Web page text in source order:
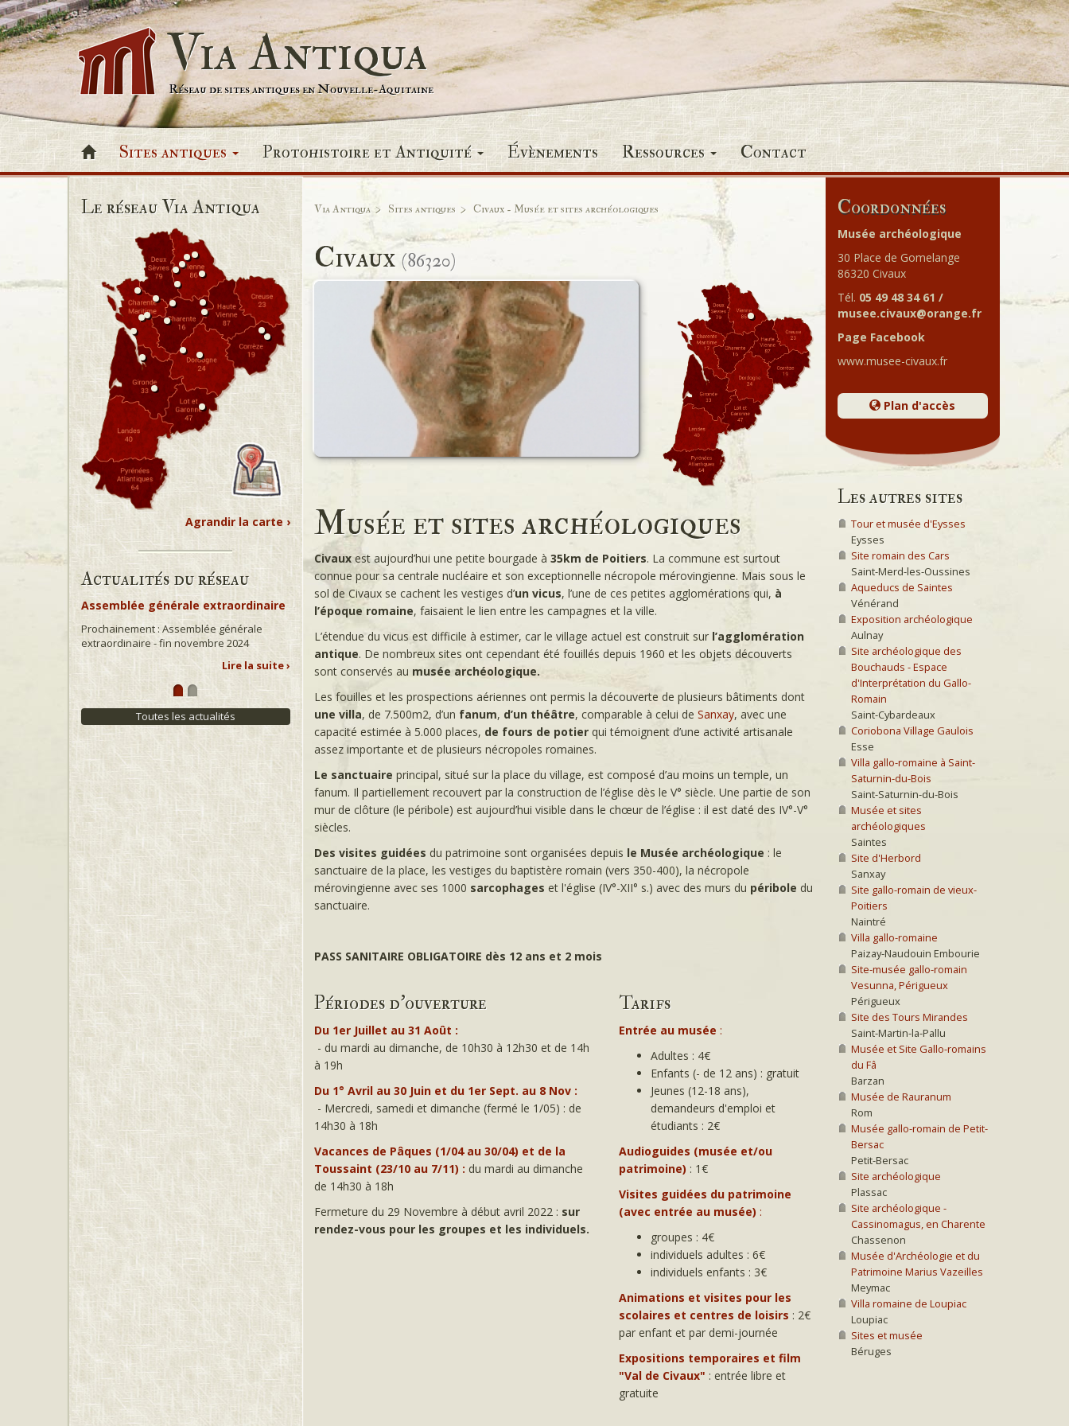
Via Antiqua
Réseau de sites antiques en Nouvelle-Aquitaine
Sites antiques Protohistoire et Antiquité Évènements Ressources Contact
Via Antiqua Sites antiques Civaux - Musée et sites archéologiques
Civaux(86320)
Musée et sites archéologiques
Civaux est aujourd’hui une petite bourgade à 35km de Poitiers. La commune est surtout
connue pour sa centrale nucléaire et son exceptionnelle nécropole mérovingienne. Mais sous le
sol de Civaux se cachent les vestiges d’un vicus, l’une de ces petites agglomérations qui, à
l’époque romaine, faisaient le lien entre les campagnes et la ville.
L’étendue du vicus est difficile à estimer, car le village actuel est construit sur l’agglomération
antique. De nombreux sites ont cependant été fouillés depuis 1960 et les objets découverts
sont conservés au musée archéologique.
Les fouilles et les prospections aériennes ont permis la découverte de plusieurs bâtiments dont
une villa, de 7.500m2, d’un fanum, d’un théâtre, comparable à celui de Sanxay, avec une
capacité estimée à 5.000 places, de fours de potierqui témoignent d’une activité artisanale
assez importante et de plusieurs nécropoles romaines.
Le sanctuaire principal, situé sur la place du village, est composé d’au moins un temple, un
fanum. Il partiellement recouvert par la construction de l’église dès le V° siècle. Une partie de son
mur de clôture (le péribole) est aujourd’hui visible dans le chœur de l’église : il est daté des IV°-V°
siècles.
Des visites guidées du patrimoine sont organisées depuis le Musée archéologique : le
sanctuaire de la place, les vestiges du baptistère romain (vers 350-400), la nécropole
mérovingienne avec ses 1000 sarcophages et l'église (IV°-XII° s.) avec des murs du péribole du
sanctuaire.
PASS SANITAIRE OBLIGATOIRE dès 12 ans et 2 mois
Périodes d'ouverture
Du 1er Juillet au 31 Août :
- du mardi au dimanche, de 10h30 à 12h30 et de 14h
à 19h
Du 1° Avril au 30 Juin et du 1er Sept. au 8 Nov :
- Mercredi, samedi et dimanche (fermé le 1/05) : de
14h30 à 18h
Vacances de Pâques (1/04 au 30/04) et de la
Toussaint (23/10 au 7/11) : du mardi au dimanche
de 14h30 à 18h
Fermeture du 29 Novembre à début avril 2022 : sur
rendez-vous pour les groupes et les individuels.
Tarifs
Entrée au musée :
Adultes : 4€
Enfants (- de 12 ans) : gratuit
Jeunes (12-18 ans),
demandeurs d'emploi et
étudiants : 2€
Audioguides (musée et/ou
patrimoine) : 1€
Visites guidées du patrimoine
(avec entrée au musée) :
groupes : 4€
individuels adultes : 6€
individuels enfants : 3€
Animations et visites pour les
scolaires et centres de loisirs : 2€
par enfant et par demi-journée
Expositions temporaires et film
"Val de Civaux" : entrée libre et
gratuite
Coordonnées
Musée archéologique
30 Place de Gomelange
86320 Civaux
Tél. 05 49 48 34 61 /
musee.civaux@orange.fr
Page Facebook
www.musee-civaux.fr
Plan d'accès
Les autres sites
Tour et musée d'Eysses
Eysses
Site romain des Cars
Saint-Merd-les-Oussines
Aqueducs de Saintes
Vénérand
Exposition archéologique
Aulnay
Site archéologique des
Bouchauds - Espace
d'Interprétation du Gallo-
Romain
Saint-Cybardeaux
Coriobona Village Gaulois
Esse
Villa gallo-romaine à Saint-
Saturnin-du-Bois
Saint-Saturnin-du-Bois
Musée et sites
archéologiques
Saintes
Site d'Herbord
Sanxay
Site gallo-romain de vieux-
Poitiers
Naintré
Villa gallo-romaine
Paizay-Naudouin Embourie
Site-musée gallo-romain
Vesunna, Périgueux
Périgueux
Site des Tours Mirandes
Saint-Martin-la-Pallu
Musée et Site Gallo-romains
du Fâ
Barzan
Musée de Rauranum
Rom
Musée gallo-romain de Petit-
Bersac
Petit-Bersac
Site archéologique
Plassac
Site archéologique -
Cassinomagus, en Charente
Chassenon
Musée d'Archéologie et du
Patrimoine Marius Vazeilles
Meymac
Villa romaine de Loupiac
Loupiac
Sites et musée
Béruges
Le réseau Via Antiqua
Agrandir la carte ›
Actualités du réseau
Assemblée générale extraordinaire
Prochainement : Assemblée générale
extraordinaire - fin novembre 2024
Lire la suite ›
Toutes les actualités